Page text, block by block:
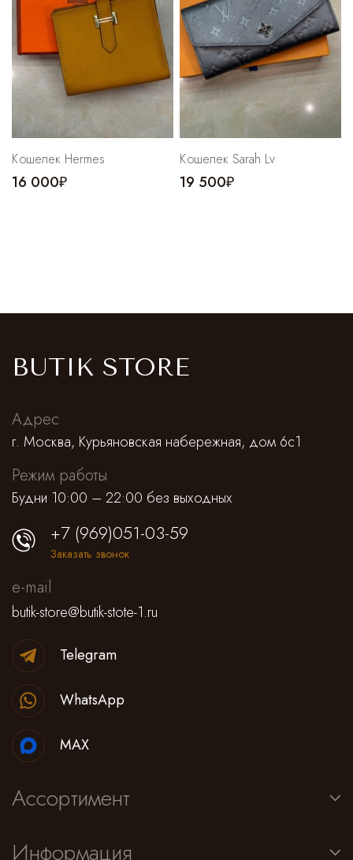
Кошелек Hermes
16 000₽
Кошелек Sarah Lv
19 500₽
BUTIK STORE
Адрес
г. Москва, Курьяновская набережная, дом 6с1
Режим работы
Будни 10:00 – 22:00 без выходных
Ассортимент
Информация
+7 (969)051-03-59
Заказать звонок
e-mail
butik-store@butik-stote-1.ru
Telegram
WhatsApp
MAX